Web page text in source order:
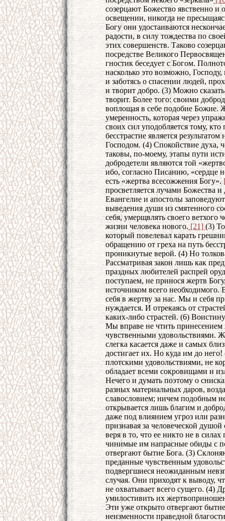
созерцают Божество явственно
освещении, никогда не
Богу они удостаиваются
радости, в силу тождества по
этих совершенств. Таково
посредстве Великого
гностик беседует с Богом.
насколько это возможно,
и заботясь о спасении людей,
и творит добро. (3) Можно
творит. Более того: своими
воплощая в себе подобие Божие.
умеренность, которая через
своих сил уподобляется тому,
бесстрастие является
Господом. (4) Спокойствие духа,
таковы, по-моему, этапы пути
добродетели являются той
ибо, согласно Писанию, «сердце
есть «жертва всесожжения Богу».
просветляется лучами Божества
Евангелие и апостолы
выведения души из смятенного
себя, умерщвлять своего ветхого
жизни человека нового. [21] (3)
который повелевал карать
обращению от греха на путь
проникнутые верой. (4) Но
Рассматривая закон лишь как
праздных любителей распрей
поступаем, не принося жертв
источником всего необходимого.
себя в жертву за нас. Мы и себя
нуждается. И отрекаясь от
каких-либо страстей. (6)
Мы вправе не чтить принесением
чувственными удовольствиями.
слегка касается даже и самых
достигает их. Но куда им до него!
плотскими удовольствиями, не
обладает всеми сокровищами и
Нечего и думать поэтому о
разных материальных даров,
славословием; ничем подобным
открывается лишь благим и
даже под влиянием угроз или
признавая за человеческой
веря в то, что ее никто не в
чинимые им напрасные обиды с
отвергают бытие Бога. (3)
преданные чувственным
подвергшиеся неожиданным
случая. Они приходят к выводу,
не охватывает всего сущего. (4)
умилостивить их
Эти уже открыто отвергают
неизменности праведной